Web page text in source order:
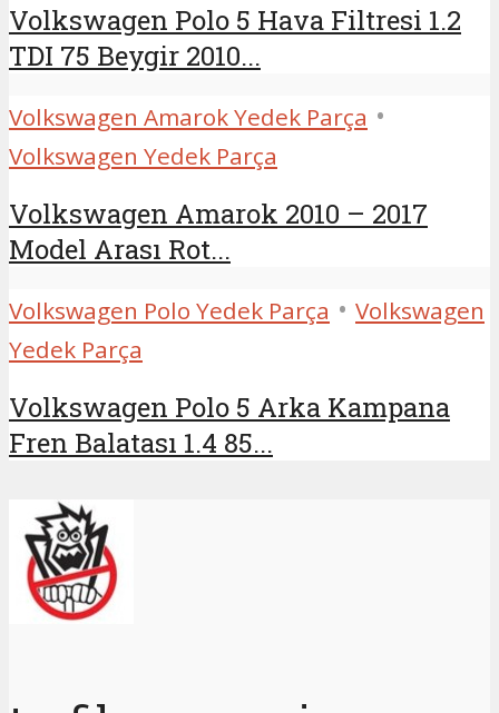
Volkswagen Polo 5 Hava Filtresi 1.2
TDI 75 Beygir 2010...
Volkswagen Amarok Yedek Parça •
Volkswagen Yedek Parça
Volkswagen Amarok 2010 – 2017
Model Arası Rot...
Volkswagen Polo Yedek Parça • Volkswagen
Yedek Parça
Volkswagen Polo 5 Arka Kampana
Fren Balatası 1.4 85...